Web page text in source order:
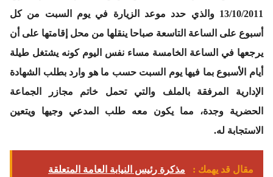
13/10/2011 والذي حدد موعد الزيارة في يوم السبت من كل
أسبوع على الساعة التاسعة صباحا ينقلها من محل إقامتها على أن
يرجعها في الساعة الخامسة مساء نفس اليوم كونه يشتغل طيلة
أيام الأسبوع بما فيها يوم السبت حسب ما هو وارد بطلب الشهادة
الإدارية المرفقة بالملف والتي تحمل خاتم مجازر الجماعة
الحضرية وجدة، مما يكون معه طلب المدعي وجيها ويتعين
الاستجابة له.
مقال قد يهمك :
مذكرة رئيس النيابة العامة المتعلقة